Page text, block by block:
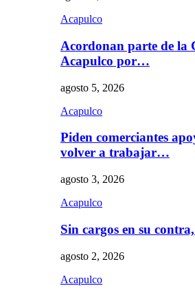
Acapulco
Acordonan parte de la
Acapulco por…
agosto 5, 2026
Acapulco
Piden comerciantes
volver a trabajar…
agosto 3, 2026
Acapulco
Sin cargos en su
agosto 2, 2026
Acapulco